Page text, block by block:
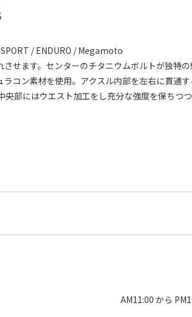
SPORT / ENDURO / Megamoto
せます。センターのチタニウムボルトが独特
コン素材を使用。アクスル内部を左右に貫通
部にはウエスト加工をし充分な強度を保ちつ
AM11:00 から